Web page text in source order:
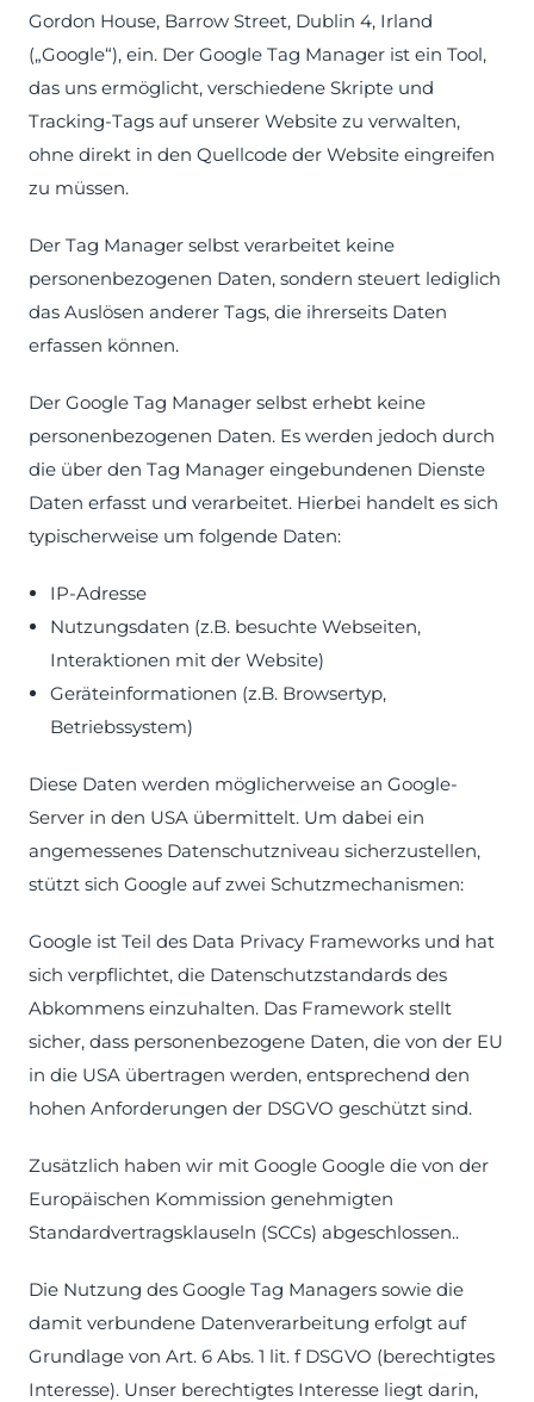
Gordon House, Barrow Street, Dublin 4, Irland
(„Google“), ein. Der Google Tag Manager ist ein Tool,
das uns ermöglicht, verschiedene Skripte und
Tracking-Tags auf unserer Website zu verwalten,
ohne direkt in den Quellcode der Website eingreifen
zu müssen.
Der Tag Manager selbst verarbeitet keine
personenbezogenen Daten, sondern steuert lediglich
das Auslösen anderer Tags, die ihrerseits Daten
erfassen können.
Der Google Tag Manager selbst erhebt keine
personenbezogenen Daten. Es werden jedoch durch
die über den Tag Manager eingebundenen Dienste
Daten erfasst und verarbeitet. Hierbei handelt es sich
typischerweise um folgende Daten:
IP-Adresse
Nutzungsdaten (z.B. besuchte Webseiten,
Interaktionen mit der Website)
Geräteinformationen (z.B. Browsertyp,
Betriebssystem)
Diese Daten werden möglicherweise an Google-
Server in den USA übermittelt. Um dabei ein
angemessenes Datenschutzniveau sicherzustellen,
stützt sich Google auf zwei Schutzmechanismen:
Google ist Teil des Data Privacy Frameworks und hat
sich verpflichtet, die Datenschutzstandards des
Abkommens einzuhalten. Das Framework stellt
sicher, dass personenbezogene Daten, die von der EU
in die USA übertragen werden, entsprechend den
hohen Anforderungen der DSGVO geschützt sind.
Zusätzlich haben wir mit Google Google die von der
Europäischen Kommission genehmigten
Standardvertragsklauseln (SCCs) abgeschlossen..
Die Nutzung des Google Tag Managers sowie die
damit verbundene Datenverarbeitung erfolgt auf
Grundlage von Art. 6 Abs. 1 lit. f DSGVO (berechtigtes
Interesse). Unser berechtigtes Interesse liegt darin,